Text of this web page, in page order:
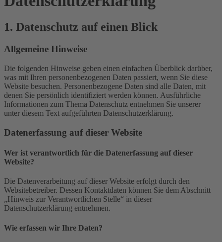
1. Datenschutz auf einen Blick
Allgemeine Hinweise
Die folgenden Hinweise geben einen einfachen Überblick darüber,
was mit Ihren personenbezogenen Daten passiert, wenn Sie diese
Website besuchen. Personenbezogene Daten sind alle Daten, mit
denen Sie persönlich identifiziert werden können. Ausführliche
Informationen zum Thema Datenschutz entnehmen Sie unserer
unter diesem Text aufgeführten Datenschutzerklärung.
Datenerfassung auf dieser Website
Wer ist verantwortlich für die Datenerfassung auf dieser
Website?
Die Datenverarbeitung auf dieser Website erfolgt durch den
Websitebetreiber. Dessen Kontaktdaten können Sie dem Abschnitt
„Hinweis zur Verantwortlichen Stelle“ in dieser
Datenschutzerklärung entnehmen.
Wie erfassen wir Ihre Daten?